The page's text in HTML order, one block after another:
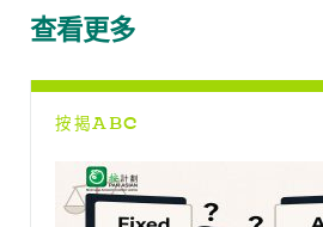
o
o
k
A
p
p
k
m
查看更多
按揭ABC